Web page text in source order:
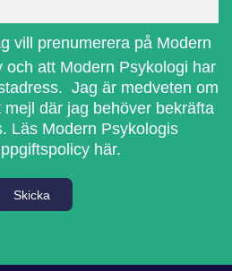
vill prenumerera på Modern
och att Modern Psykologi har
Jag är medveten om
där jag behöver bekräfta
Läs Modern Psykologis
här.
Skicka